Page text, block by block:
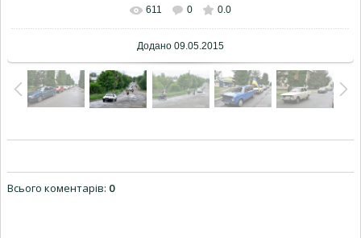
611 0 0.0
Додано 09.05.2015
Всього коментарів: 0